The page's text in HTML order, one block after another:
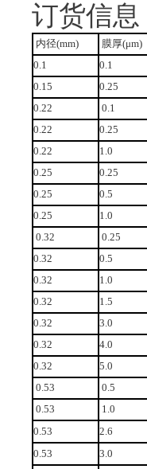
订货信息
内径(mm)
膜厚(μm)
0.1
0.1
0.15
0.25
0.22
0.1
0.22
0.25
0.22
1.0
0.25
0.25
0.25
0.5
0.25
1.0
0.32
0.25
0.32
0.5
0.32
1.0
0.32
1.5
0.32
3.0
0.32
4.0
0.32
5.0
0.53
0.5
0.53
1.0
0.53
2.6
0.53
3.0